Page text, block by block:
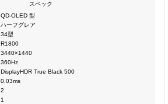
スペック
QD-OLED 型
ハーフグレア
34型
R1800
3440×1440
360Hz
DisplayHDR True Black 500
0.03ms
2
1